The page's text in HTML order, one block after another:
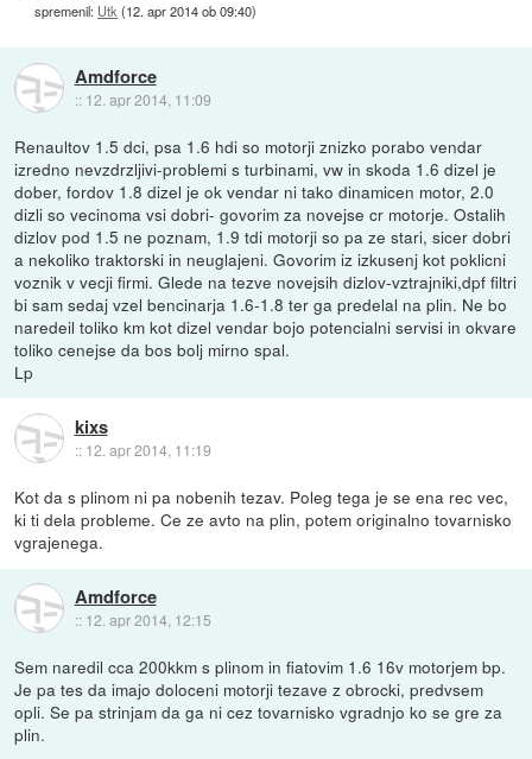
spremenil: Utk(12. apr 2014 ob 09:40)
Amdforce
:: 12. apr 2014, 11:09
Renaultov 1.5 dci, psa 1.6 hdi so motorji znizko porabo vendar
izredno nevzdrzljivi-problemi s turbinami, vw in skoda 1.6 dizel je
dober, fordov 1.8 dizel je ok vendar ni tako dinamicen motor, 2.0
dizli so vecinoma vsi dobri- govorim za novejse cr motorje. Ostalih
dizlov pod 1.5 ne poznam, 1.9 tdi motorji so pa ze stari, sicer dobri
a nekoliko traktorski in neuglajeni. Govorim iz izkusenj kot poklicni
voznik v vecji firmi. Glede na tezve novejsih dizlov-vztrajniki,dpf filtri
bi sam sedaj vzel bencinarja 1.6-1.8 ter ga predelal na plin. Ne bo
naredeil toliko km kot dizel vendar bojo potencialni servisi in okvare
toliko cenejse da bos bolj mirno spal.
Lp
kixs
:: 12. apr 2014, 11:19
Kot da s plinom ni pa nobenih tezav. Poleg tega je se ena rec vec,
ki ti dela probleme. Ce ze avto na plin, potem originalno tovarnisko
vgrajenega.
Amdforce
:: 12. apr 2014, 12:15
Sem naredil cca 200kkm s plinom in fiatovim 1.6 16v motorjem bp.
Je pa tes da imajo doloceni motorji tezave z obrocki, predvsem
opli. Se pa strinjam da ga ni cez tovarnisko vgradnjo ko se gre za
plin.